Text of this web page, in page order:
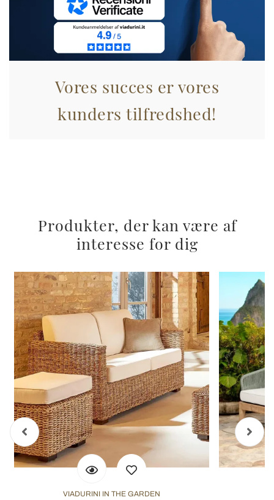
Vores succes er vores
kunders tilfredshed!
Produkter, der kan være af
interesse for dig
VIADURINI IN THE GARDEN